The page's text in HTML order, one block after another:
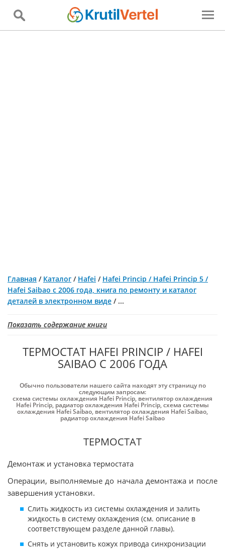
Главная / Каталог / Hafei / Hafei Princip / Hafei Princip 5 /
Hafei Saibao с 2006 года, книга по ремонту и каталог
деталей в электронном виде / ...
Показать содержание книги
ТЕРМОСТАТ HAFEI PRINCIP / HAFEI
SAIBAO С 2006 ГОДА
Обычно пользователи нашего сайта находят эту страницу по
следующим запросам:
схема системы охлаждения Hafei Princip, вентилятор охлаждения
Hafei Princip, радиатор охлаждения Hafei Princip,схема системы
охлаждения Hafei Saibao, вентилятор охлаждения Hafei Saibao,
радиатор охлаждения Hafei Saibao
ТЕРМОСТАТ
Демонтаж и установка термостата
Операции, выполняемые до начала демонтажа и после
завершения установки.
Слить жидкость из системы охлаждения и залить
жидкость в систему охлаждения (см. описание в
соответствующем разделе данной главы).
Снять и установить кожух привода синхронизации